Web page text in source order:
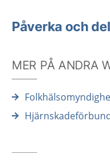
Påverka och
MER PÅ ANDRA